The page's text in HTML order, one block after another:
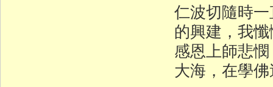
仁波切隨時
的興建，我
感恩上師悲
大海，在學